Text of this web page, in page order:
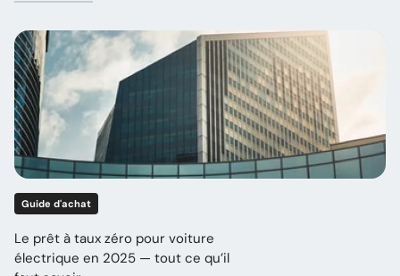
Guide d'achat
Le prêt à taux zéro pour voiture
électrique en 2025 — tout ce qu’il